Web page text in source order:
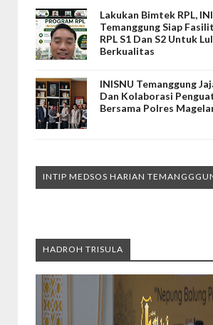
Lakukan Bimtek RPL,
Temanggung Siap
RPL S1 Dan S2 Untuk
Berkualitas
INISNU Temanggung
Dan Kolaborasi
Bersama Polres
INTIP MEDSOS HARIAN
HADROH TRISULA